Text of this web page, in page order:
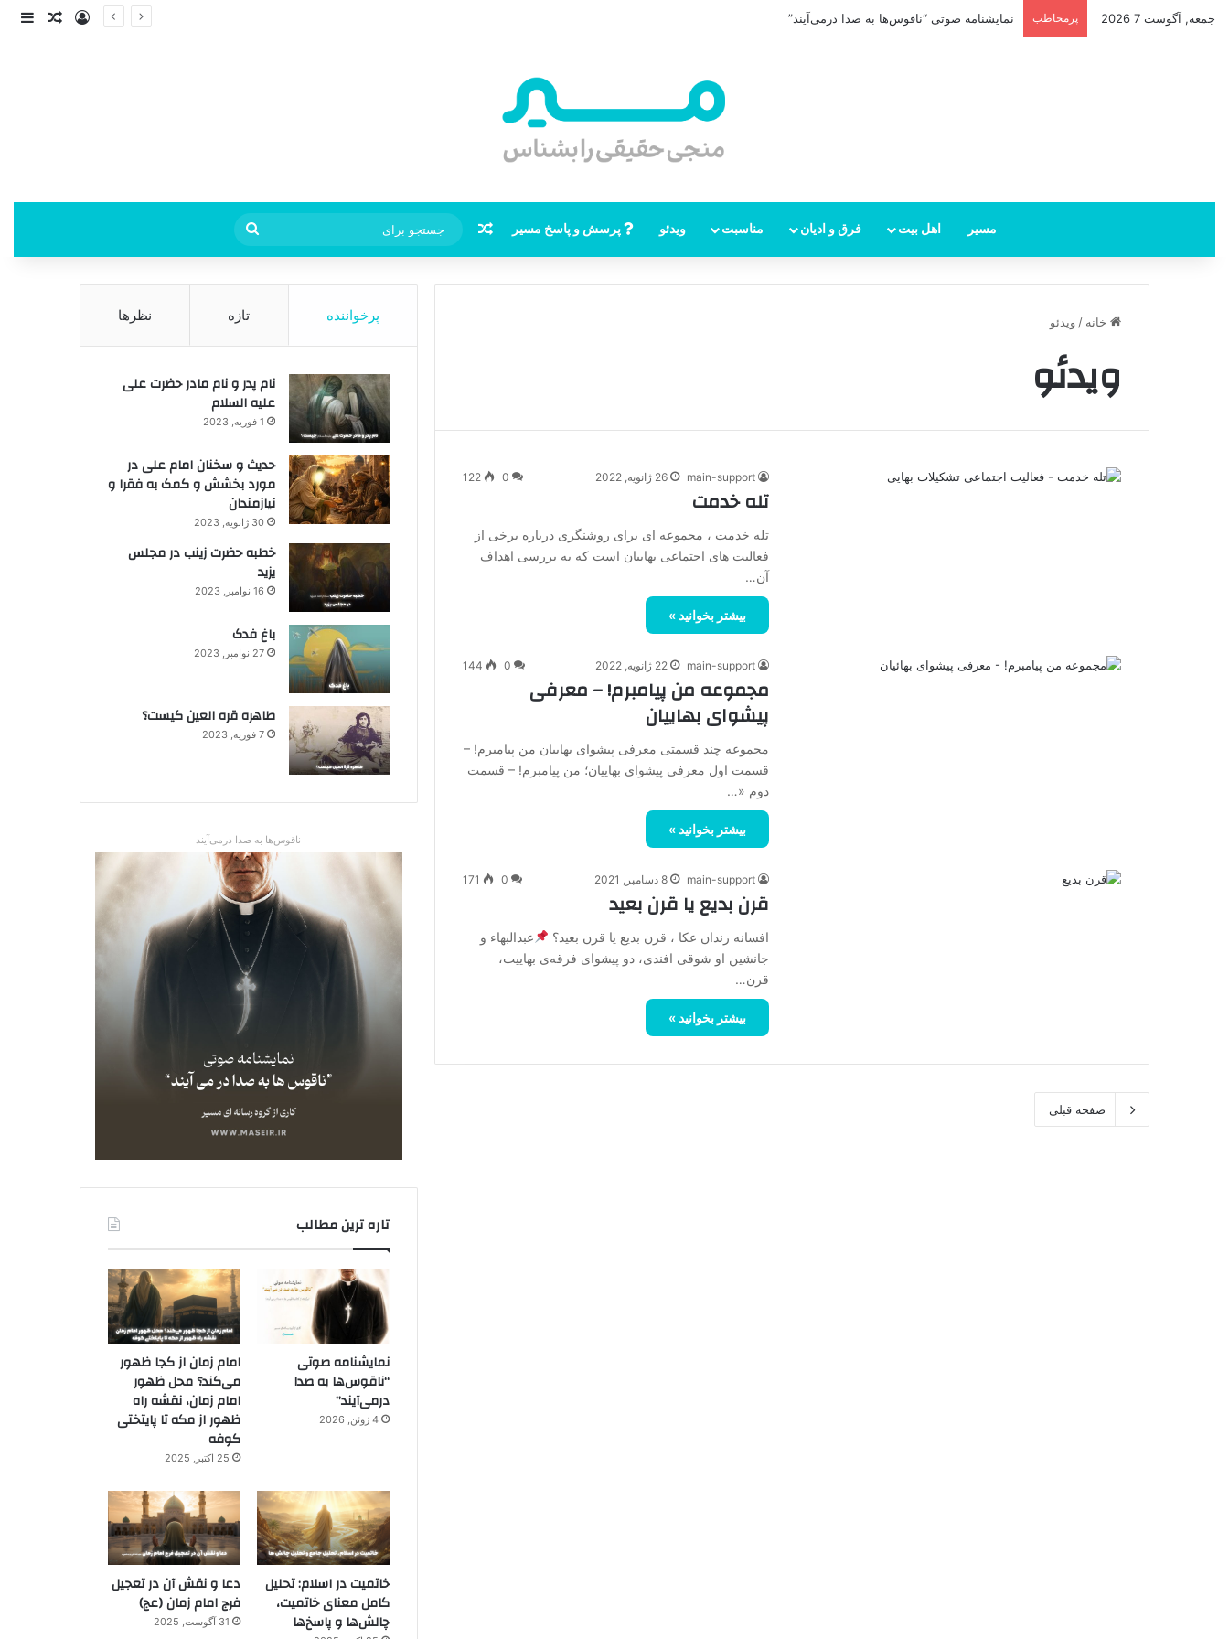
جمعه, آگوست 7 2026 پرمخاطب نمایشنامه صوتی “ناقوس‌ها به صدا در‌می‌آیند” ورود نوشته
مسیر اهل بیت فرق و ادیان مناسبت ویدئو پرسش و پاسخ مسیر نوشته تصادفی
جستجو
برای
خانه / ویدئو
ویدئو
main-support 26 ژانویه, 2022 0
122
تله خدمت
تله خدمت ، مجموعه ای برای روشنگری درباره برخی از
فعالیت های اجتماعی بهاییان است که به بررسی اهداف
آن…
بیشتر بخوانید »
main-support 22 ژانویه, 2022 0
144
مجموعه من پیامبرم! – معرفی
پیشوای بهاییان
مجموعه چند قسمتی معرفی پیشوای بهاییان من پیامبرم! –
قسمت اول معرفی پیشوای بهاییان؛ من پیامبرم! – قسمت
دوم «…
بیشتر بخوانید »
main-support 8 دسامبر, 2021 0
171
قرن بدیع یا قرن بعید
افسانه زندان عکا ، قرن بدیع یا قرن بعید؟
عبدالبهاء و
جانشین او شوقی افندی، دو پیشوای فرقه‌ی بهاییت،
قرن…
بیشتر بخوانید »
صفحه قبلی
پرخواننده تازه نظرها
نام پدر و نام مادر حضرت علی
علیه السلام
1 فوریه, 2023
حدیث و سخنان امام علی در
مورد بخشش و کمک به فقرا و
نیازمندان
30 ژانویه, 2023
خطبه حضرت زینب در مجلس
یزید
16 نوامبر, 2023
باغ فدک
27 نوامبر, 2023
طاهره قره العین کیست؟
7 فوریه, 2023
ناقوس‌ها به صدا در‌می‌آیند
تاره ترین مطالب
نمایشنامه صوتی
“ناقوس‌ها به صدا
در‌می‌آیند”
4 ژوئن, 2026
امام زمان از کجا ظهور
می‌کند؟ محل ظهور
امام زمان، نقشه راه
ظهور از مکه تا پایتختی
کوفه
25 اکتبر, 2025
خاتمیت در اسلام: تحلیل
کامل معنای خاتمیت،
چالش‌ها و پاسخ‌ها
دعا و نقش آن در تعجیل
فرج امام زمان (عج)
31 آگوست, 2025